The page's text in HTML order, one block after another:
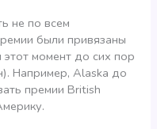
не по всем
были привязаны
момент до сих пор
Например, Alaska до
премии British